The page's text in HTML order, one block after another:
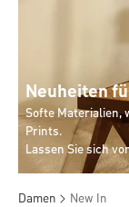
Neuheiten
Softe Materialien,
Prints.
Lassen Sie sich
Damen New In